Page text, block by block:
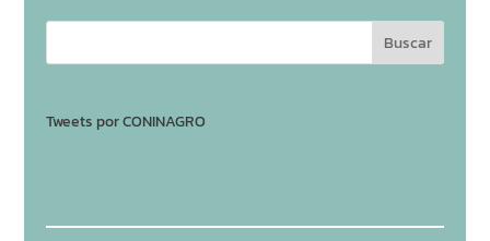
Tweets por CONINAGRO